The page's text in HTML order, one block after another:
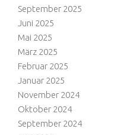
September 2025
Juni 2025
Mai 2025
März 2025
Februar 2025
Januar 2025
November 2024
Oktober 2024
September 2024